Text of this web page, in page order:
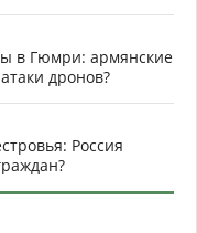
в Гюмри: армянские
дронов?
Россия